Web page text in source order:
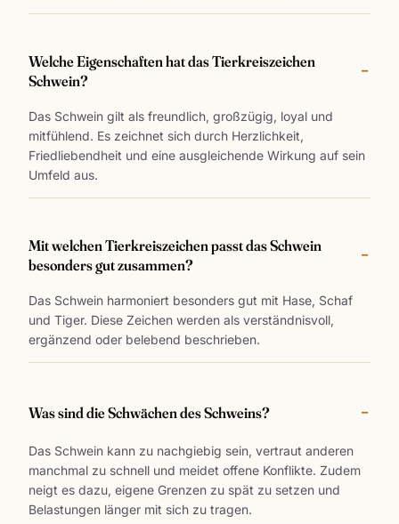
Welche Eigenschaften hat das Tierkreiszeichen
Schwein?
Das Schwein gilt als freundlich, großzügig, loyal und
mitfühlend. Es zeichnet sich durch Herzlichkeit,
Friedliebendheit und eine ausgleichende Wirkung auf sein
Umfeld aus.
Mit welchen Tierkreiszeichen passt das Schwein
besonders gut zusammen?
Das Schwein harmoniert besonders gut mit Hase, Schaf
und Tiger. Diese Zeichen werden als verständnisvoll,
ergänzend oder belebend beschrieben.
Was sind die Schwächen des Schweins?
Das Schwein kann zu nachgiebig sein, vertraut anderen
manchmal zu schnell und meidet offene Konflikte. Zudem
neigt es dazu, eigene Grenzen zu spät zu setzen und
Belastungen länger mit sich zu tragen.